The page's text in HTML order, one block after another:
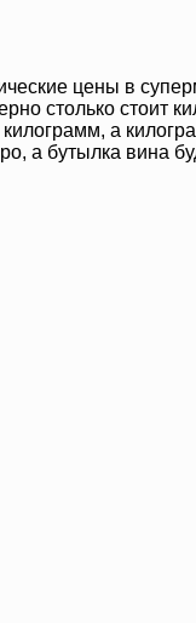
цены в
столько стоит
а
а бутылка вина